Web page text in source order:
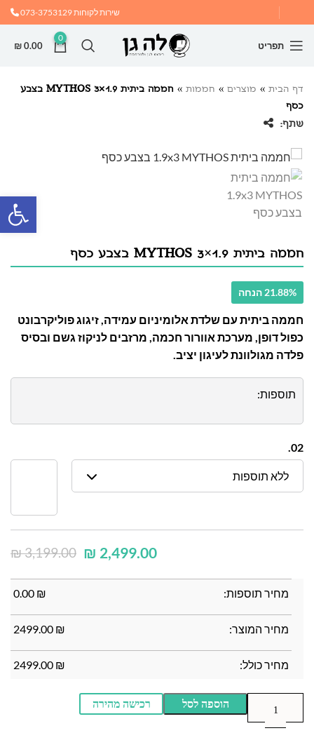
שירות לקוחות073-3753129
תפריט
0
₪0.00
דף הבית » מוצרים » חממות »
חממה ביתית 1.9×3 MYTHOS בצבע
כסף
שתף:
חממה ביתית 1.9×3 MYTHOS בצבע כסף
21.88% הנחה
חממה ביתית עם שלדת אלומיניום עמידה, זיגוג פוליקרבונט
כפול דופן, מערכת אוורור חכמה, מרזבים לניקוז גשם ובסיס
פלדה מגולוונת לעיגון יציב.
תוספות:
02.
ללא תוספות
₪3,199.00 ₪ 2,499.00
מחיר תוספות: ₪
0.00
מחיר המוצר: ₪
2499.00
מחיר כולל: ₪
2499.00
הוספה לסל רכישה מהירה